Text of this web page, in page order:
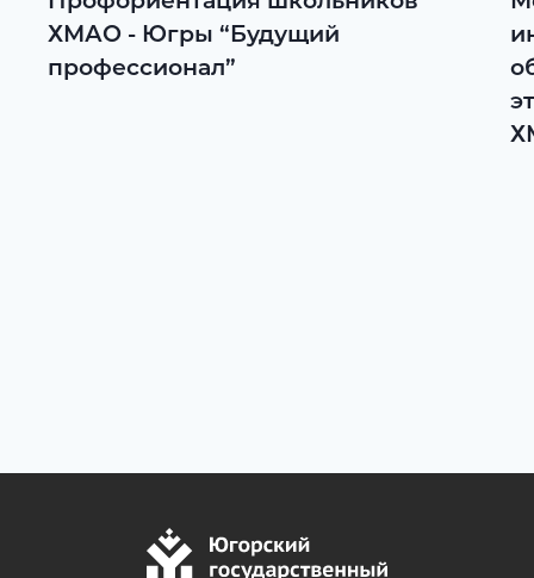
ХМАО - Югры “Будущий
профессионал”